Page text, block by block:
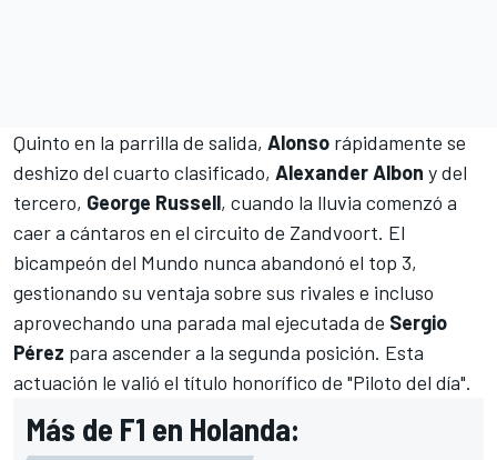
Quinto en la parrilla de salida, Alonso rápidamente se
deshizo del cuarto clasificado, Alexander Albon y del
tercero, George Russell, cuando la lluvia comenzó a
caer a cántaros en el circuito de Zandvoort. El
bicampeón del Mundo nunca abandonó el top 3,
gestionando su ventaja sobre sus rivales e incluso
aprovechando una parada mal ejecutada de Sergio
Pérez para ascender a la segunda posición. Esta
actuación le valió el título honorífico de "Piloto del día".
Más de F1 en Holanda: